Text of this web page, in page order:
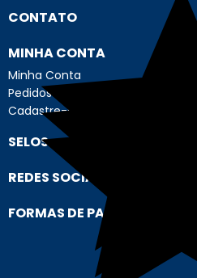
CONTATO
MINHA CONTA
Minha Conta
Pedidos
Cadastre-se
SELOS
REDES SOCIAIS
FORMAS DE PAGAMENTO